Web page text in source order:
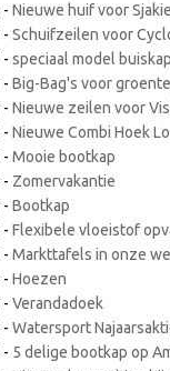
- Nieuwe huif voor
- Schuifzeilen voor
- speciaal model buiskap
- Big-Bag's voor
- Nieuwe zeilen voor
- Nieuwe Combi Hoek
- Mooie bootkap
- Zomervakantie
- Bootkap
- Flexibele vloeistof
- Markttafels in onze
- Hoezen
- Verandadoek
- Watersport
- 5 delige bootkap op